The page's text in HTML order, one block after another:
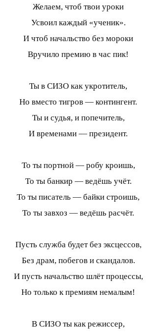
Желаем, чтоб твои уроки
Усвоил каждый «ученик».
И чтоб начальство без мороки
Вручило премию в час пик!
Ты в СИЗО как укротитель,
Но вместо тигров — контингент.
Ты и судья, и попечитель,
И временами — президент.
То ты портной — робу кроишь,
То ты банкир — ведёшь учёт.
То ты писатель — байки строишь,
То ты завхоз — ведёшь расчёт.
Пусть служба будет без эксцессов,
Без драм, побегов и скандалов.
И пусть начальство шлёт процессы,
Но только к премиям немалым!
В СИЗО ты как режиссер,